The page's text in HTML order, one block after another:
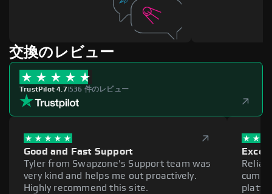
交換のレビュー
TrustPilot 4.7|536 件のレビュー
Good and Fast Support
Tyler from Swapzone's Support team was
very kind and helps me out proactively.
Highly recommend this site.